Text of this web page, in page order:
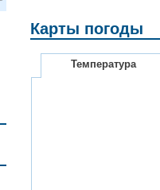
Карты погоды
Температура